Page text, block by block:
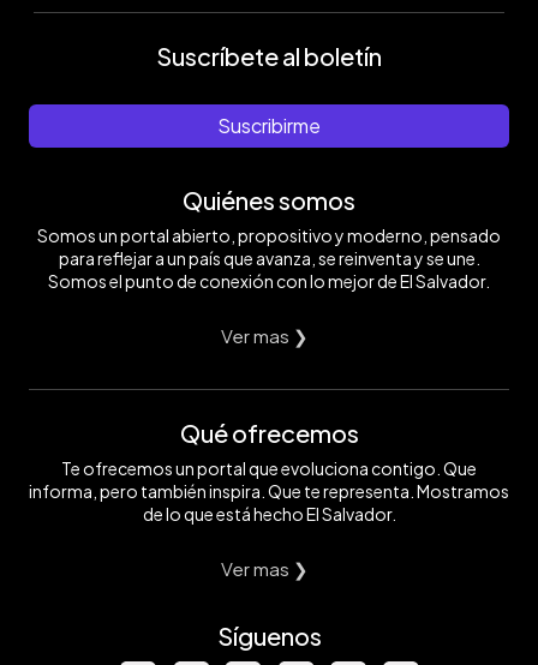
Suscríbete al boletín
Suscribirme
Quiénes somos
Somos un portal abierto, propositivo y moderno, pensado
para reflejar a un país que avanza, se reinventa y se une.
Somos el punto de conexión con lo mejor de El Salvador.
Ver mas ❯
Qué ofrecemos
Te ofrecemos un portal que evoluciona contigo. Que
informa, pero también inspira. Que te representa. Mostramos
de lo que está hecho El Salvador.
Ver mas ❯
Síguenos